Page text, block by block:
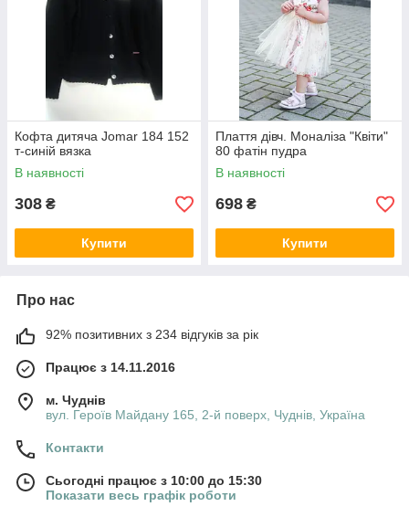
Кофта дитяча Jomar 184 152
т-синій вязка
В наявності
308 ₴
Купити
Плаття дівч. Моналіза "Квіти"
80 фатін пудра
В наявності
698 ₴
Купити
Про нас
92% позитивних з 234 відгуків за рік
Працює з 14.11.2016
м. Чуднів
вул. Героїв Майдану 165, 2-й поверх, Чуднів, Україна
Контакти
Сьогодні працює з 10:00 до 15:30
Показати весь графік роботи